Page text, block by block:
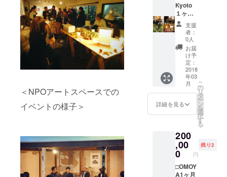
＜NPOアートスペースでの
イベントの様子＞
---------
＊
Patria
Kyotoの
運営す
る３棟
すべて
貸切で
ご宿泊
してい
ただけ
るパス
です。
（14名
まで）
アーで
は出雲
大社の
前身と
も伝え
られる
Kyoto
１ヶ月
滞在パ
ス×１
（２名
まで）
(＊) □田
中英行
と行く
亀岡ス
ペシャ
ルツ
アー(＊)
□トート
バッグ
カード
□お礼の
メッ
セージ -
-----------
-----------
支援
者：
0人
お届
け予
定：
2018
年03
月
詳細を見る
こ
の
リ
タ
ー
ン
を
選
択
す
る
200
,00
0 円
残り2
□OMOY
A1ヶ月